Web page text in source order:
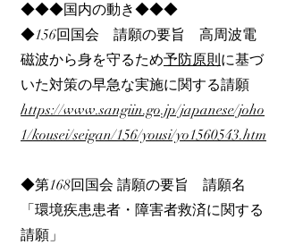
◆◆◆国内の動き◆◆◆
◆156回国会 請願の要旨 高周波電
磁波から身を守るため予防原則に基づ
いた対策の早急な実施に関する請願
https://www.sangiin.go.jp/japanese/joho
1/kousei/seigan/156/yousi/yo1560543.htm
◆第168回国会 請願の要旨 請願名
「環境疾患患者・障害者救済に関する
請願」